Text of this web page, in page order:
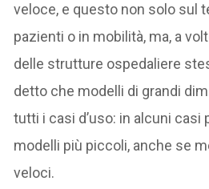
veloce, e questo non solo sul
pazienti o in mobilità, ma, a
delle strutture ospedaliere
detto che modelli di grandi
tutti i casi d’uso: in alcuni casi
modelli più piccoli, anche se
veloci.